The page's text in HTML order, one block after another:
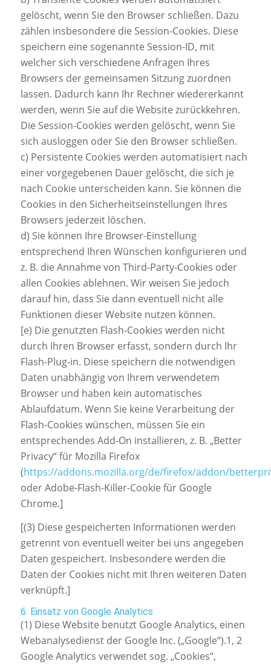
gelöscht, wenn Sie den Browser schließen. Dazu
zählen insbesondere die Session-Cookies. Diese
speichern eine sogenannte Session-ID, mit
welcher sich verschiedene Anfragen Ihres
Browsers der gemeinsamen Sitzung zuordnen
lassen. Dadurch kann Ihr Rechner wiedererkannt
werden, wenn Sie auf die Website zurückkehren.
Die Session-Cookies werden gelöscht, wenn Sie
sich ausloggen oder Sie den Browser schließen.
c) Persistente Cookies werden automatisiert nach
einer vorgegebenen Dauer gelöscht, die sich je
nach Cookie unterscheiden kann. Sie können die
Cookies in den Sicherheitseinstellungen Ihres
Browsers jederzeit löschen.
d) Sie können Ihre Browser-Einstellung
entsprechend Ihren Wünschen konfigurieren und
z. B. die Annahme von Third-Party-Cookies oder
allen Cookies ablehnen. Wir weisen Sie jedoch
darauf hin, dass Sie dann eventuell nicht alle
Funktionen dieser Website nutzen können.
[e) Die genutzten Flash-Cookies werden nicht
durch Ihren Browser erfasst, sondern durch Ihr
Flash-Plug-in. Diese speichern die notwendigen
Daten unabhängig von Ihrem verwendetem
Browser und haben kein automatisches
Ablaufdatum. Wenn Sie keine Verarbeitung der
Flash-Cookies wünschen, müssen Sie ein
entsprechendes Add-On installieren, z. B. „Better
Privacy“ für Mozilla Firefox
(https://addons.mozilla.org/de/firefox/addon/
oder Adobe-Flash-Killer-Cookie für Google
Chrome.]
[(3) Diese gespeicherten Informationen werden
getrennt von eventuell weiter bei uns angegeben
Daten gespeichert. Insbesondere werden die
Daten der Cookies nicht mit Ihren weiteren Daten
verknüpft.]
6. Einsatz von Google Analytics
(1) Diese Website benutzt Google Analytics, einen
Webanalysedienst der Google Inc. („Google“).1, 2
Google Analytics verwendet sog. „Cookies“,